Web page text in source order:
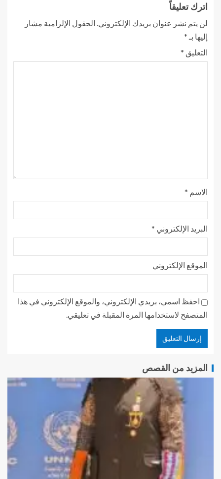
اترك تعليقاً
لن يتم نشر عنوان بريدك الإلكتروني. الحقول الإلزامية مشار
إليها بـ *
التعليق *
الاسم *
البريد الإلكتروني *
الموقع الإلكتروني
احفظ اسمي، بريدي الإلكتروني، والموقع الإلكتروني في هذا
المتصفح لاستخدامها المرة المقبلة في تعليقي.
المزيد من القصص